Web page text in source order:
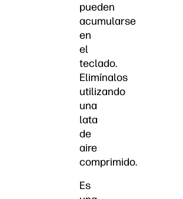
pueden
acumularse
en
el
teclado.
Elimínalos
utilizando
una
lata
de
aire
comprimido.
Es